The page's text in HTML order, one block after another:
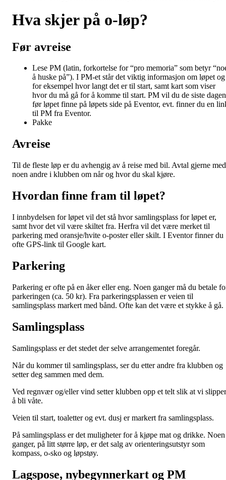
Hva skjer på o-løp?
Før avreise
Lese PM (latin, forkortelse for “pro memoria” som betyr
å huske på”). I PM-et står det viktig informasjon om løpet og
for eksempel hvor langt det er til start, samt kart som viser
hvor du må gå for å komme til start. PM vil du de siste
før løpet finne på løpets side på Eventor, evt. finner du en
til PM fra Eventor.
Pakke
Avreise
Til de fleste løp er du avhengig av å reise med bil. Avtal gjerne med
noen andre i klubben om når og hvor du skal kjøre.
Hvordan finne fram til løpet?
I innbydelsen for løpet vil det stå hvor samlingsplass for løpet er,
samt hvor det vil være skiltet fra. Herfra vil det være merket til
parkering med oransje/hvite o-poster eller skilt. I Eventor finner du
ofte GPS-link til Google kart.
Parkering
Parkering er ofte på en åker eller eng. Noen ganger må du betale
parkeringen (ca. 50 kr). Fra parkeringsplassen er veien til
samlingsplass markert med bånd. Ofte kan det være et stykke å gå.
Samlingsplass
Samlingsplass er det stedet der selve arrangementet foregår.
Når du kommer til samlingsplass, ser du etter andre fra klubben og
setter deg sammen med dem.
Ved regnvær og/eller vind setter klubben opp et telt slik at vi slipper
å bli våte.
Veien til start, toaletter og evt. dusj er markert fra samlingsplass.
På samlingsplass er det muligheter for å kjøpe mat og drikke. Noen
ganger, på litt større løp, er det salg av orienteringsutstyr som
kompass, o-sko og løpstøy.
Lagspose, nybegynnerkart og PM